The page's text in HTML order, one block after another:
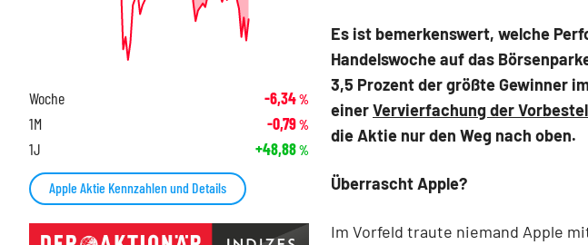
Es ist bemerkenswert, welche
Handelswoche auf das
3,5 Prozent der größte Gewinner
einerVervierfachung der
die Aktie nur den Weg nach oben.
Überrascht Apple?
Im Vorfeld traute niemand Apple
Woche -6,34%
1M -0,79%
1J +48,88%
Apple Aktie Kennzahlen und Details